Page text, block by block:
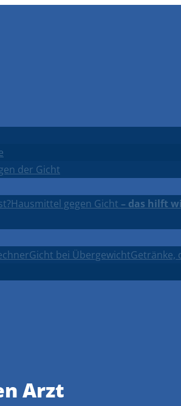
der Gicht
Hausmittel gegen Gicht – das hilft
Gicht bei ÜbergewichtGetränke,
Arzt